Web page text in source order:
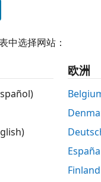
中选择网站：
欧洲
España
Finland